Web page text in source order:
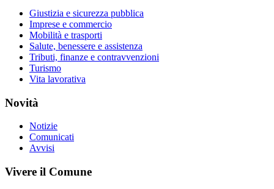
Giustizia e sicurezza pubblica
Imprese e commercio
Mobilità e trasporti
Salute, benessere e assistenza
Tributi, finanze e contravvenzioni
Turismo
Vita lavorativa
Novità
Notizie
Comunicati
Avvisi
Vivere il Comune